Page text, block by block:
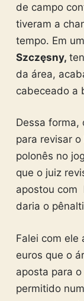
de campo
tiveram a
tempo. Em
Szczęsny,
da área,
cabeceado a
Dessa forma,
para revisar
polonês no
que o juiz
apostou com
daria o
Falei com ele
euros que o
aposta para
permitido